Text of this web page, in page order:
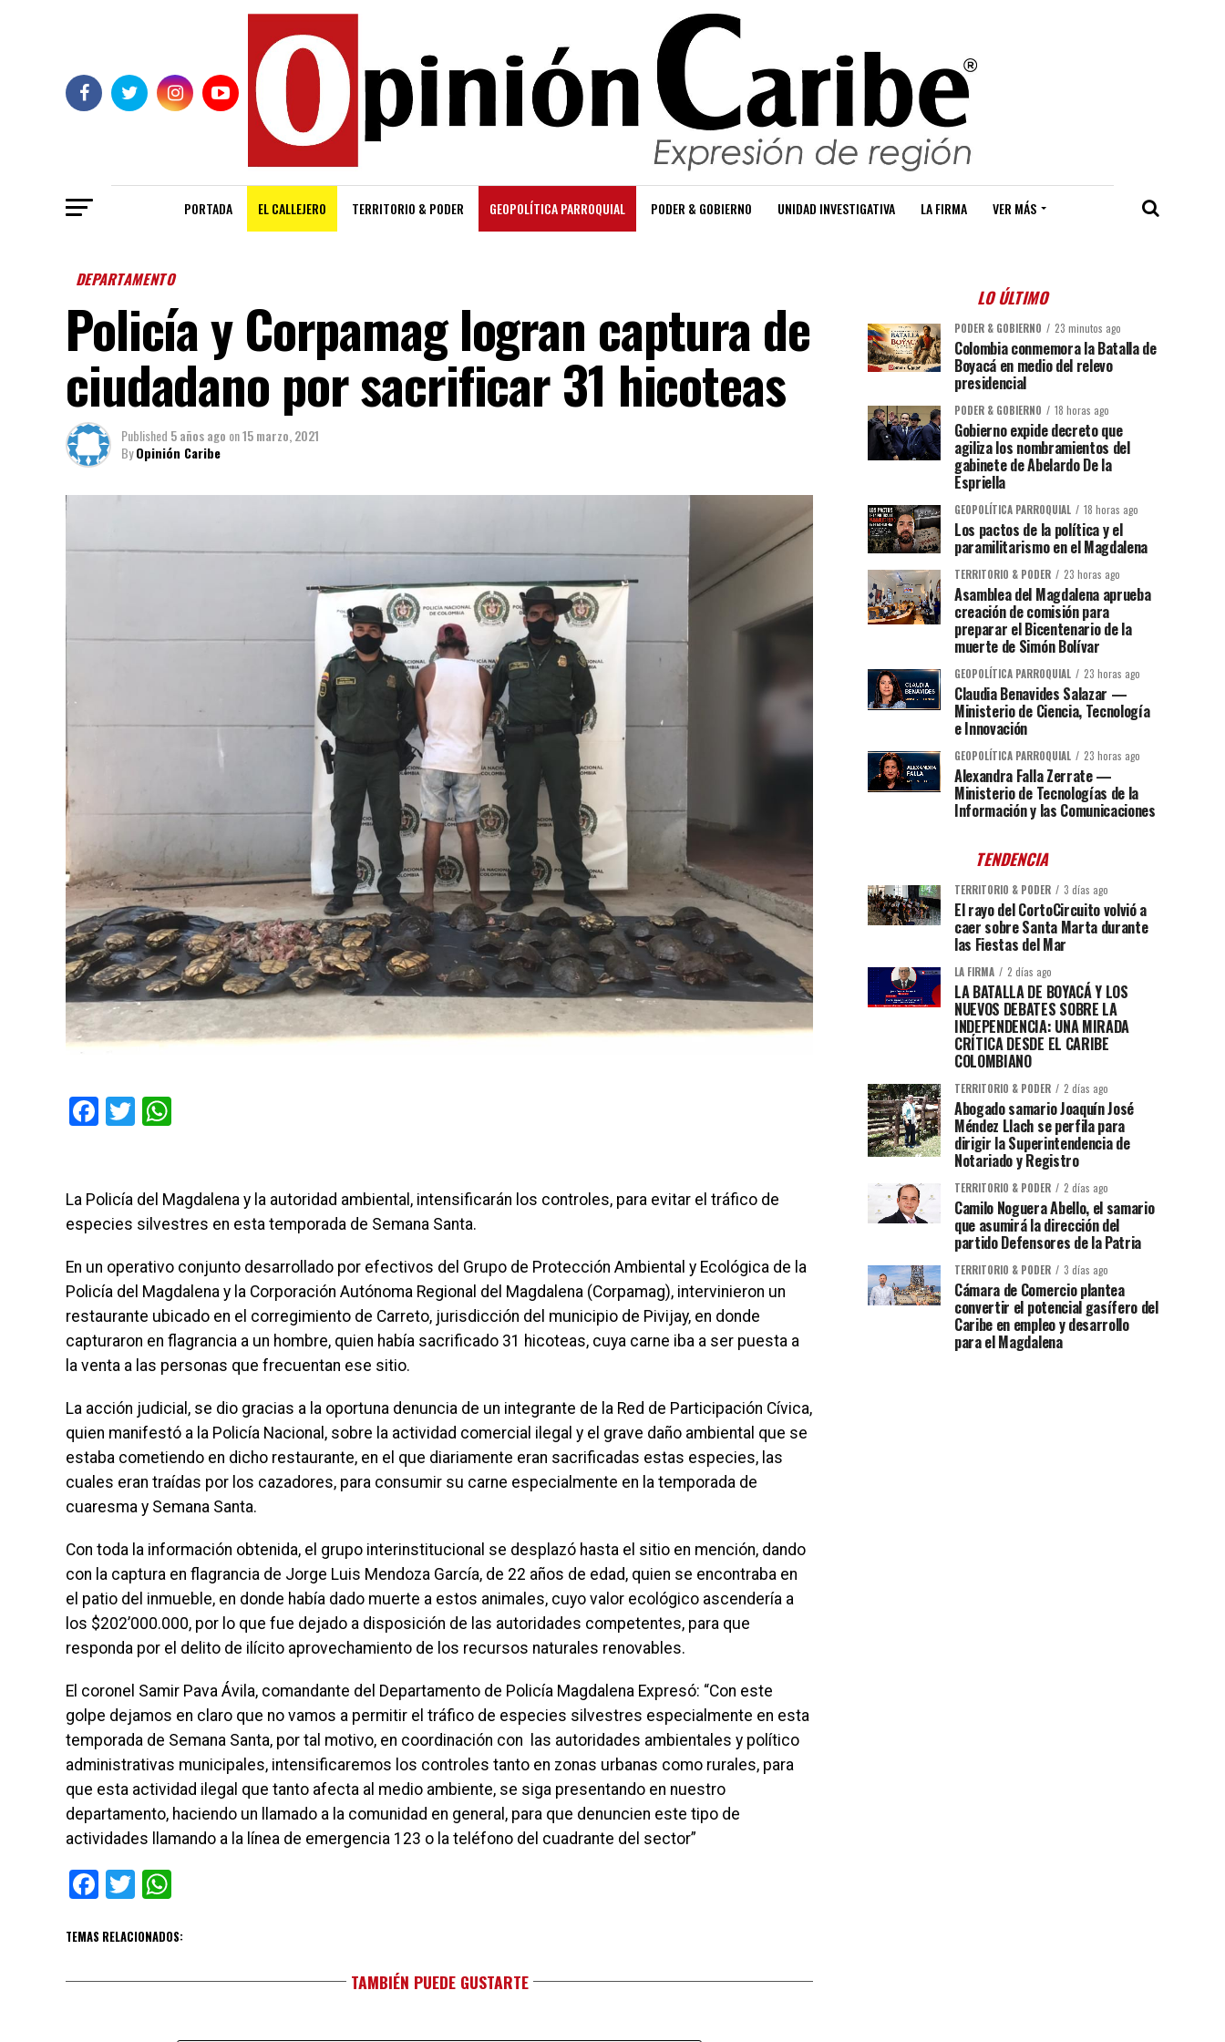
PORTADA EL CALLEJERO TERRITORIO & PODER GEOPOLÍTICA PARROQUIAL PODER & GOBIERNO UNIDAD INVESTIGATIVA LA FIRMA VER MÁS
DEPARTAMENTO
Policía y Corpamag logran captura de
ciudadano por sacrificar 31 hicoteas
Published 5 años ago on15 marzo, 2021
ByOpinión Caribe
Facebook
Twitter
La Policía del Magdalena y la autoridad ambiental, intensificarán los controles, para evitar el tráfico de
especies silvestres en esta temporada de Semana Santa.
En un operativo conjunto desarrollado por efectivos del Grupo de Protección Ambiental y Ecológica de la
Policía del Magdalena y la Corporación Autónoma Regional del Magdalena (Corpamag), intervinieron un
restaurante ubicado en el corregimiento de Carreto, jurisdicción del municipio de Pivijay, en donde
capturaron en flagrancia a un hombre, quien había sacrificado 31 hicoteas, cuya carne iba a ser puesta a
la venta a las personas que frecuentan ese sitio.
La acción judicial, se dio gracias a la oportuna denuncia de un integrante de la Red de Participación Cívica,
quien manifestó a la Policía Nacional, sobre la actividad comercial ilegal y el grave daño ambiental que se
estaba cometiendo en dicho restaurante, en el que diariamente eran sacrificadas estas especies, las
cuales eran traídas por los cazadores, para consumir su carne especialmente en la temporada de
cuaresma y Semana Santa.
Con toda la información obtenida, el grupo interinstitucional se desplazó hasta el sitio en mención, dando
con la captura en flagrancia de Jorge Luis Mendoza García, de 22 años de edad, quien se encontraba en
el patio del inmueble, en donde había dado muerte a estos animales, cuyo valor ecológico ascendería a
los $202’000.000, por lo que fue dejado a disposición de las autoridades competentes, para que
responda por el delito de ilícito aprovechamiento de los recursos naturales renovables.
El coronel Samir Pava Ávila, comandante del Departamento de Policía Magdalena Expresó: “Con este
golpe dejamos en claro que no vamos a permitir el tráfico de especies silvestres especialmente en esta
temporada de Semana Santa, por tal motivo, en coordinación con las autoridades ambientales y político
administrativas municipales, intensificaremos los controles tanto en zonas urbanas como rurales, para
que esta actividad ilegal que tanto afecta al medio ambiente, se siga presentando en nuestro
departamento, haciendo un llamado a la comunidad en general, para que denuncien este tipo de
actividades llamando a la línea de emergencia 123 o la teléfono del cuadrante del sector”
Facebook
Twitter
TEMAS RELACIONADOS:
TAMBIÉN PUEDE GUSTARTE
LO ÚLTIMO
PODER & GOBIERNO 23 minutos ago
Colombia conmemora la Batalla de
Boyacá en medio del relevo
presidencial
PODER & GOBIERNO 18 horas ago
Gobierno expide decreto que
agiliza los nombramientos del
gabinete de Abelardo De la
Espriella
GEOPOLÍTICA PARROQUIAL 18 horas ago
Los pactos de la política y el
paramilitarismo en el Magdalena
TERRITORIO & PODER 23 horas ago
Asamblea del Magdalena aprueba
creación de comisión para
preparar el Bicentenario de la
muerte de Simón Bolívar
GEOPOLÍTICA PARROQUIAL 23 horas ago
Claudia Benavides Salazar —
Ministerio de Ciencia, Tecnología
e Innovación
GEOPOLÍTICA PARROQUIAL 23 horas ago
Alexandra Falla Zerrate —
Ministerio de Tecnologías de la
Información y las Comunicaciones
TENDENCIA
TERRITORIO & PODER 3 días ago
El rayo del CortoCircuito volvió a
caer sobre Santa Marta durante
las Fiestas del Mar
LA FIRMA 2 días ago
LA BATALLA DE BOYACÁ Y LOS
NUEVOS DEBATES SOBRE LA
INDEPENDENCIA: UNA MIRADA
CRÍTICA DESDE EL CARIBE
COLOMBIANO
TERRITORIO & PODER 2 días ago
Abogado samario Joaquín José
Méndez Llach se perfila para
dirigir la Superintendencia de
Notariado y Registro
TERRITORIO & PODER 2 días ago
Camilo Noguera Abello, el samario
que asumirá la dirección del
partido Defensores de la Patria
TERRITORIO & PODER 3 días ago
Cámara de Comercio plantea
convertir el potencial gasífero del
Caribe en empleo y desarrollo
para el Magdalena